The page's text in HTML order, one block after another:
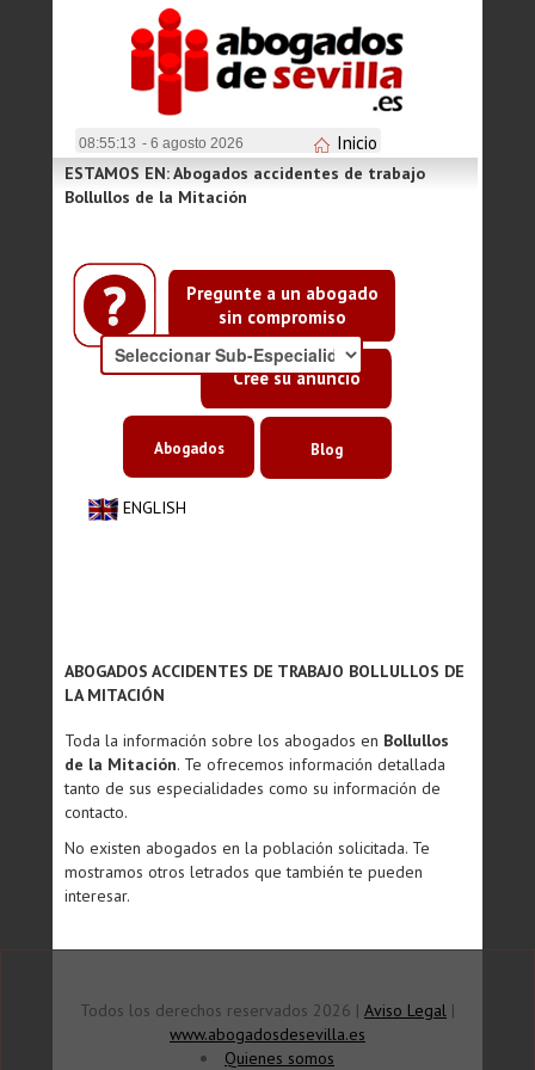
08:55:13 - 6 agosto 2026 Inicio
Pregunte a un abogado
sin compromiso
Cree su anuncio
ESTAMOS EN: Abogados accidentes de trabajo
Bollullos de la Mitación
ENGLISH
Abogados Blog
ABOGADOS ACCIDENTES DE TRABAJO BOLLULLOS DE
LA MITACIÓN
Toda la información sobre los abogados en Bollullos
de la Mitación. Te ofrecemos información detallada
tanto de sus especialidades como su información de
contacto.
No existen abogados en la población solicitada. Te
mostramos otros letrados que también te pueden
interesar.
Todos los derechos reservados 2026 | Aviso Legal |
www.abogadosdesevilla.es
Quienes somos